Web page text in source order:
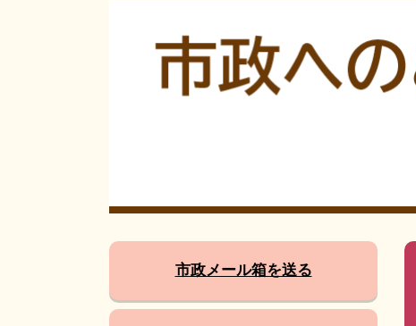
市政メール箱を送る